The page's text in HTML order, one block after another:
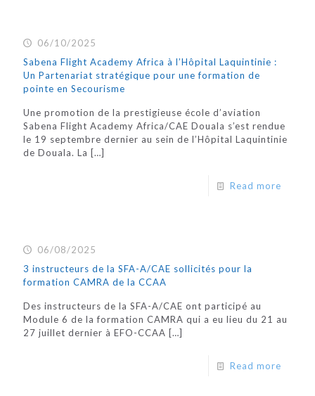
06/10/2025
Sabena Flight Academy Africa à l’Hôpital Laquintinie :
Un Partenariat stratégique pour une formation de
pointe en Secourisme
Une promotion de la prestigieuse école d’aviation
Sabena Flight Academy Africa/CAE Douala s’est rendue
le 19 septembre dernier au sein de l’Hôpital Laquintinie
de Douala. La […]
Read more
06/08/2025
3 instructeurs de la SFA-A/CAE sollicités pour la
formation CAMRA de la CCAA
Des instructeurs de la SFA-A/CAE ont participé au
Module 6 de la formation CAMRA qui a eu lieu du 21 au
27 juillet dernier à EFO-CCAA […]
Read more